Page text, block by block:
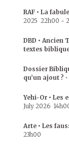
RAF • La
2025 22h00 -
DBD •
textes
Dossier
qu’un ajout ? •
Yehi-Or • Les
July 2026
Arte • Les
23h00